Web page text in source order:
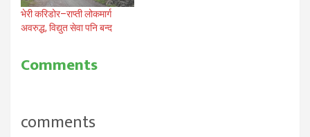
भेरी करिडोर–राप्ती लोकमार्ग
अवरुद्ध, विद्युत सेवा पनि बन्द
Comments
comments